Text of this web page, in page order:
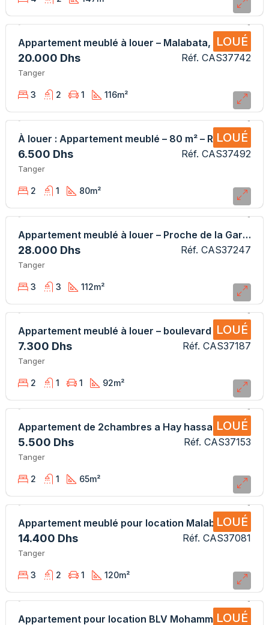
LOUÉ
Appartement meublé à louer – Malabata, vue sur mer
20.000 Dhs Réf. CAS37742
Tanger
3 2 1 116m²
LOUÉ
À louer : Appartement meublé – 80 m² – Rez-de-chaussée
6.500 Dhs Réf. CAS37492
Tanger
2 1 80m²
Appartement meublé à louer – Proche de la Gare Tanger Ville
28.000 Dhs Réf. CAS37247
Tanger
3 3 112m²
LOUÉ
Appartement meublé à louer – boulevard mohamed 5
7.300 Dhs Réf. CAS37187
Tanger
2 1 1 92m²
LOUÉ
Appartement de 2chambres a Hay hassani
5.500 Dhs Réf. CAS37153
Tanger
2 1 65m²
LOUÉ
Appartement meublé pour location Malabata
14.400 Dhs Réf. CAS37081
Tanger
3 2 1 120m²
LOUÉ
Appartement pour location BLV Mohammed 5